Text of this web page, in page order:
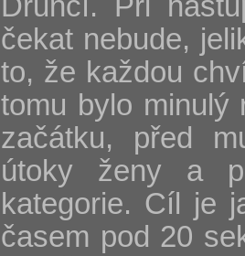
čekat nebude,
to, že každou
tomu bylo minulý
začátku, před
útoky ženy a
kategorie. Cíl je
časem pod 20